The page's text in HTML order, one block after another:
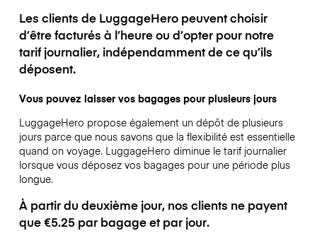
Les clients de LuggageHero peuvent choisir
d’être facturés à l’heure ou d’opter pour notre
tarif journalier, indépendamment de ce qu’ils
déposent.
Vous pouvez laisser vos bagages pour plusieurs jours
LuggageHero propose également un dépôt de plusieurs
jours parce que nous savons que la flexibilité est essentielle
quand on voyage. LuggageHero diminue le tarif journalier
lorsque vous déposez vos bagages pour une période plus
longue.
À partir du deuxième jour, nos clients ne payent
que €5.25 par bagage et par jour.